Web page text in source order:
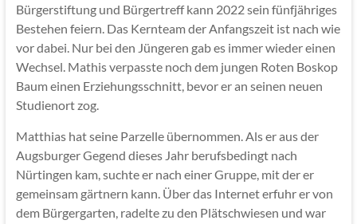
Bürgerstiftung und Bürgertreff kann 2022 sein fünfjähriges
Bestehen feiern. Das Kernteam der Anfangszeit ist nach wie
vor dabei. Nur bei den Jüngeren gab es immer wieder einen
Wechsel. Mathis verpasste noch dem jungen Roten Boskop
Baum einen Erziehungsschnitt, bevor er an seinen neuen
Studienort zog.
Matthias hat seine Parzelle übernommen. Als er aus der
Augsburger Gegend dieses Jahr berufsbedingt nach
Nürtingen kam, suchte er nach einer Gruppe, mit der er
gemeinsam gärtnern kann. Über das Internet erfuhr er von
dem Bürgergarten, radelte zu den Plätschwiesen und war